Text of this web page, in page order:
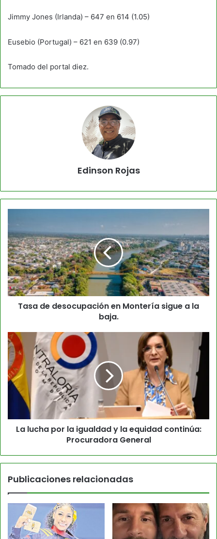
Jimmy Jones (Irlanda) – 647 en 614 (1.05)
Eusebio (Portugal) – 621 en 639 (0.97)
Tomado del portal diez.
Edinson Rojas
Tasa de desocupación en Montería sigue a la
baja.
La lucha por la igualdad y la equidad continúa:
Procuradora General
Publicaciones relacionadas